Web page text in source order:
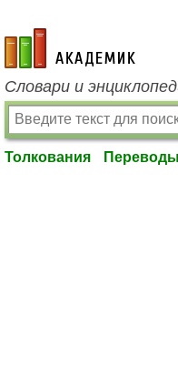
academic.ru
Словари и
Толкования Переводы